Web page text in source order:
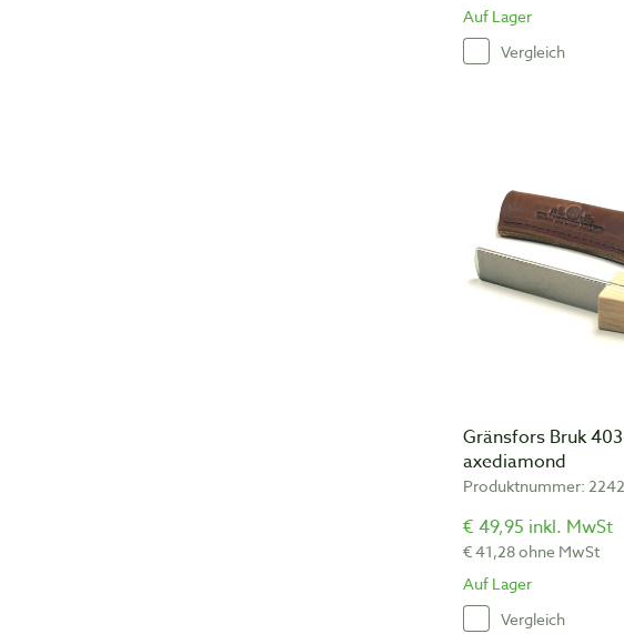
Auf Lager
Vergleich
Gränsfors Bruk
axediamond
Produktnummer:
€ 49,95 inkl. MwSt
€ 41,28 ohne MwSt
Auf Lager
Vergleich